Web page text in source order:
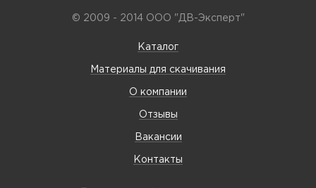
© 2009 - 2014 ООО "ДВ-Эксперт"
Каталог
Материалы для скачивания
О компании
Отзывы
Вакансии
Контакты